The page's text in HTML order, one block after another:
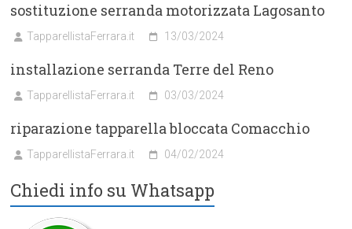
sostituzione serranda motorizzata Lagosanto
TapparellistaFerrara.it 13/03/2024
installazione serranda Terre del Reno
TapparellistaFerrara.it 03/03/2024
riparazione tapparella bloccata Comacchio
TapparellistaFerrara.it 04/02/2024
Chiedi info su Whatsapp